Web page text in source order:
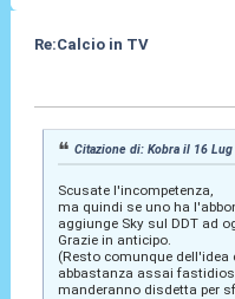
Re:Calcio in TV
Citazione di: Kobra il 16
Scusate l'incompetenza,
ma quindi se uno ha
aggiunge Sky sul DDT ad
Grazie in anticipo.
(Resto comunque dell'idea
abbastanza assai
manderanno disdetta per